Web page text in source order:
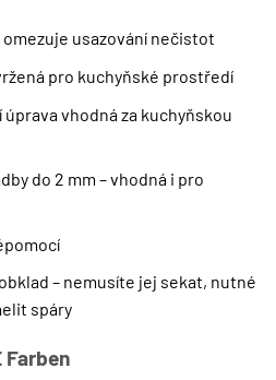
usazování nečistot
pro kuchyňské prostředí
vhodná za kuchyňskou
do 2 mm – vhodná i pro
– nemusíte jej sekat, nutné
spáry
Farben